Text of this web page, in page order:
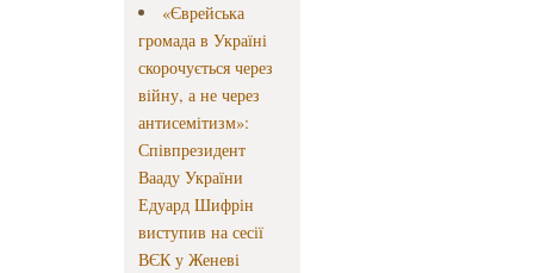
«Єврейська
громада в Україні
скорочується через
війну, а не через
антисемітизм»:
Співпрезидент
Вааду України
Едуард Шифрін
виступив на сесії
ВЄК у Женеві